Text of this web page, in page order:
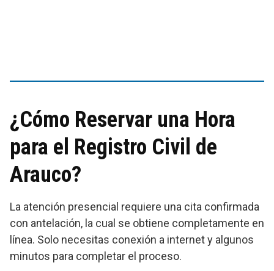
¿Cómo Reservar una Hora
para el Registro Civil de
Arauco?
La atención presencial requiere una cita confirmada
con antelación, la cual se obtiene completamente en
línea. Solo necesitas conexión a internet y algunos
minutos para completar el proceso.